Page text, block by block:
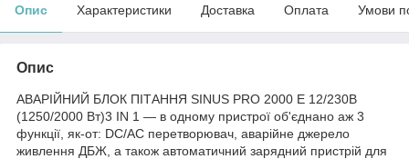
Опис Характеристики Доставка Оплата Умови
Опис
АВАРІЙНИЙ БЛОК ПІТАННЯ SINUS PRO 2000 E 12/230В
(1250/2000 Вт)3 IN 1 — в одному пристрої об'єднано аж 3
функції, як-от: DC/AC перетворювач, аварійне джерело
живлення ДБЖ, а також автоматичний зарядний пристрій для